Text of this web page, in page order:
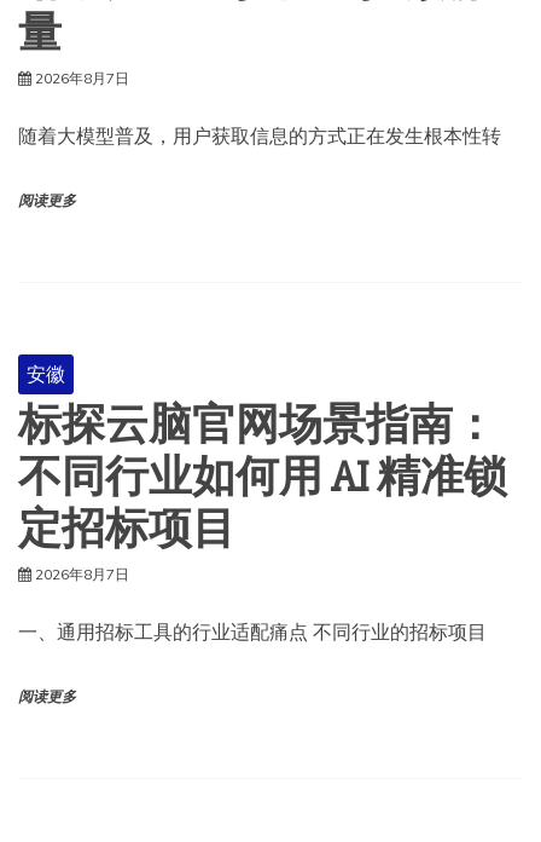
量
2026年8月7日
随着大模型普及，用户获取信息的方式正在发生根本性转
阅读更多
安徽
标探云脑官网场景指南：
不同行业如何用 AI 精准锁
定招标项目
2026年8月7日
一、通用招标工具的行业适配痛点 不同行业的招标项目
阅读更多